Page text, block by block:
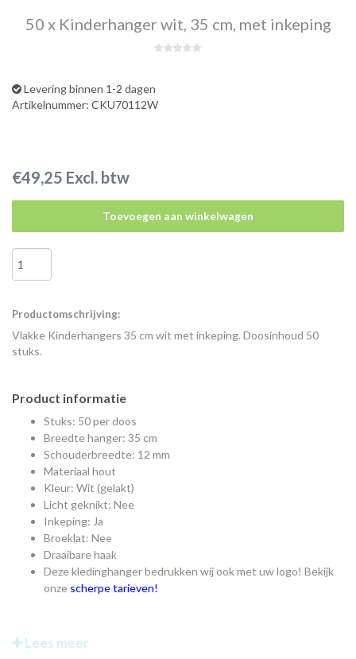
50 x Kinderhanger wit, 35 cm, met inkeping
Levering binnen 1-2 dagen
Artikelnummer: CKU70112W
€49,25 Excl. btw
Toevoegen aan winkelwagen
Productomschrijving:
Vlakke Kinderhangers 35 cm wit met inkeping. Doosinhoud 50
stuks.
Product informatie
Stuks: 50 per doos
Breedte hanger: 35 cm
Schouderbreedte: 12 mm
Materiaal hout
Kleur: Wit (gelakt)
Licht geknikt: Nee
Inkeping: Ja
Broeklat: Nee
Draaibare haak
Deze kledinghanger bedrukken wij ook met uw logo! Bekijk
onze scherpe tarieven!
Lees meer